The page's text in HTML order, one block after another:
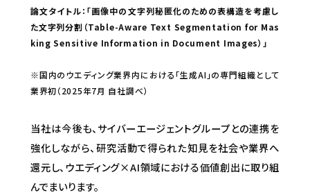
論文タイトル：「画像中の文字列秘匿化のための表構造を考慮し
た文字列分割（Table-Aware Text Segmentation for Mas
king Sensitive Information in Document Images）」
※国内のウエディング業界内における「生成AI」の専門組織として
業界初（2025年7月 自社調べ）
当社は今後も、サイバーエージェントグループとの連携を
強化しながら、研究活動で得られた知見を社会や業界へ
還元し、ウエディング×AI領域における価値創出に取り組
んでまいります。